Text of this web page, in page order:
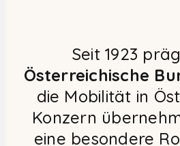
Österreichische
die Mobilität in
Konzern
eine besondere